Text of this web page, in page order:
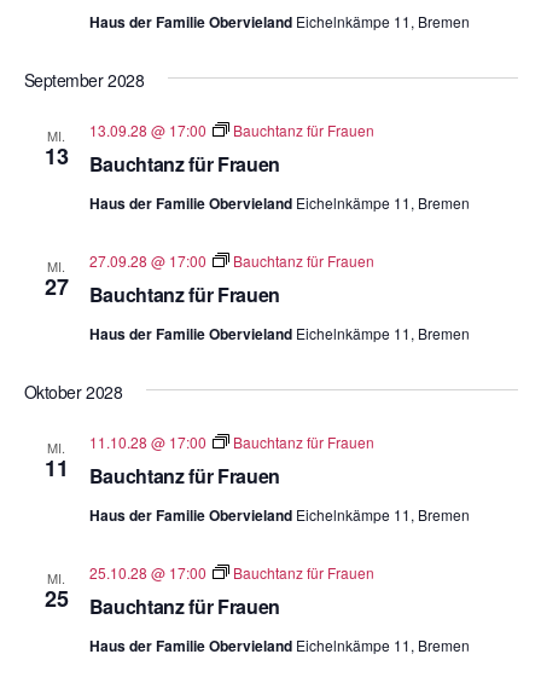
Haus der Familie Obervieland Eichelnkämpe 11, Bremen
September 2028
MI.
13 Bauchtanz für Frauen
13.09.28 @ 17:00 Bauchtanz für Frauen
Haus der Familie Obervieland Eichelnkämpe 11, Bremen
MI.
27 Bauchtanz für Frauen
27.09.28 @ 17:00 Bauchtanz für Frauen
Haus der Familie Obervieland Eichelnkämpe 11, Bremen
Oktober 2028
MI.
11 Bauchtanz für Frauen
11.10.28 @ 17:00 Bauchtanz für Frauen
Haus der Familie Obervieland Eichelnkämpe 11, Bremen
MI.
25 Bauchtanz für Frauen
25.10.28 @ 17:00 Bauchtanz für Frauen
Haus der Familie Obervieland Eichelnkämpe 11, Bremen